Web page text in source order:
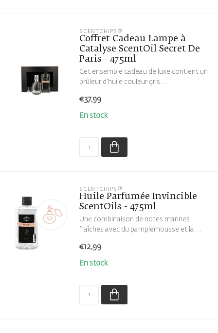
SCENTCHIPS®
Coffret Cadeau Lampe à
Catalyse ScentOil Secret De
Paris - 475ml
Cet ensemble cadeau de luxe contient un
brûleur d'huile couleur gris ...
€37,99
En stock
SCENTCHIPS®
Huile Parfumée Invincible
ScentOils - 475ml
Une combinaison de notes marines
fraîches avec du pamplemousse et la ...
€12,99
En stock